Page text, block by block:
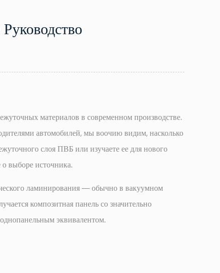
материалов в современном производстве.
автомобилей, мы воочию видим, насколько
слоя ПВБ или изучаете ее для нового
выборе источника.
ламинирования — обычно в вакуумном
композитная панель со значительно
эквивалентом.